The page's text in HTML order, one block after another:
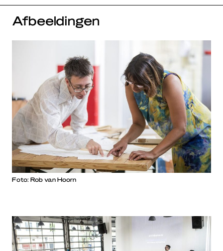
Afbeeldingen
Foto: Rob van Hoorn